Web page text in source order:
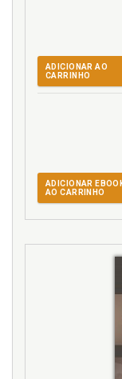
ADICIONAR AO
CARRINHO
ADICIONAR
AO CARRINHO